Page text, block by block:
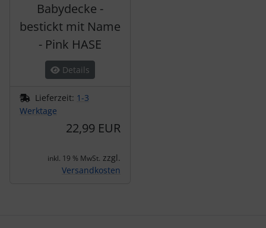
Babydecke -
bestickt mit Name
- Pink HASE
Details
Lieferzeit: 1-3
Werktage
22,99 EUR
inkl. 19 % MwSt. zzgl.
Versandkosten